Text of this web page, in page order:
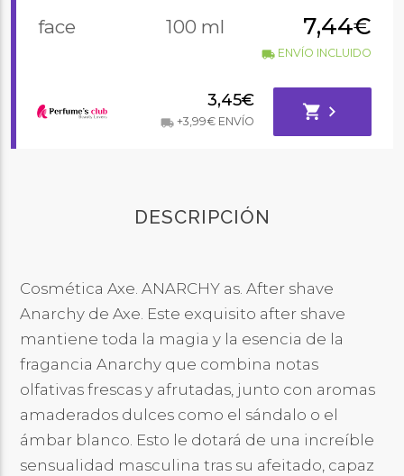
face 100 ml 7,44€
local_shippingENVÍO INCLUIDO
3,45€
local_shipping+3,99€ ENVÍO shopping_cart chevron_right
DESCRIPCIÓN
Cosmética Axe. ANARCHY as. After shave
Anarchy de Axe. Este exquisito after shave
mantiene toda la magia y la esencia de la
fragancia Anarchy que combina notas
olfativas frescas y afrutadas, junto con aromas
amaderados dulces como el sándalo o el
ámbar blanco. Esto le dotará de una increíble
sensualidad masculina tras su afeitado, capaz